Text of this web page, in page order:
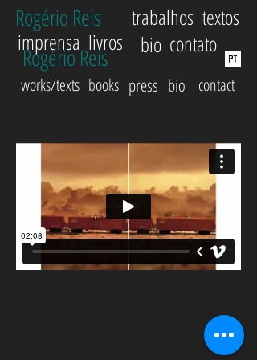
imprensa livros
Rogério Reis
contato
bio
textos
trabalhos
Rogério Reis
works/texts books press bio contact